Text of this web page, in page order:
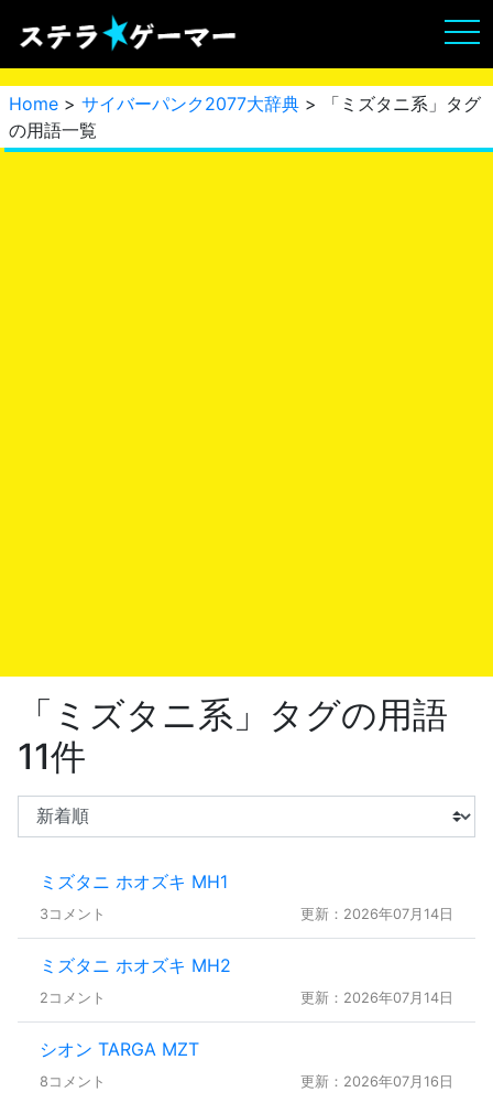
Home > サイバーパンク2077大辞典 > 「ミズタニ系」タグ
の用語一覧
「ミズタニ系」タグの用語
11件
ミズタニ ホオズキ MH1
3コメント 更新：2026年07月14日
ミズタニ ホオズキ MH2
2コメント 更新：2026年07月14日
シオン TARGA MZT
8コメント 更新：2026年07月16日